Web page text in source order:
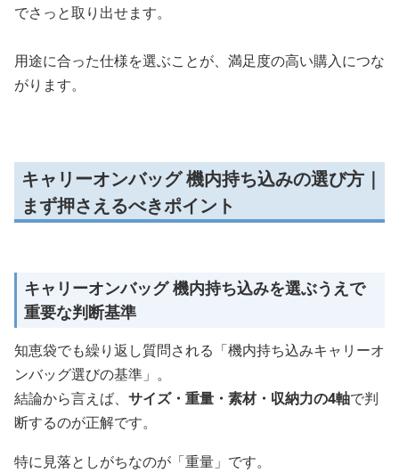
でさっと取り出せます。
用途に合った仕様を選ぶことが、満足度の高い購入につな
がります。
キャリーオンバッグ 機内持ち込みの選び方｜
まず押さえるべきポイント
キャリーオンバッグ 機内持ち込みを選ぶうえで
重要な判断基準
知恵袋でも繰り返し質問される「機内持ち込みキャリーオ
ンバッグ選びの基準」。
結論から言えば、 サイズ・重量・素材・収納力の4軸で判
断するのが正解です。
特に見落としがちなのが「重量」です。